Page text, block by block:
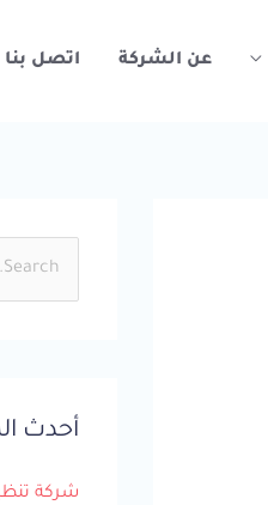
عن الشركة اتصل بنا
ث
أحدث
شركة